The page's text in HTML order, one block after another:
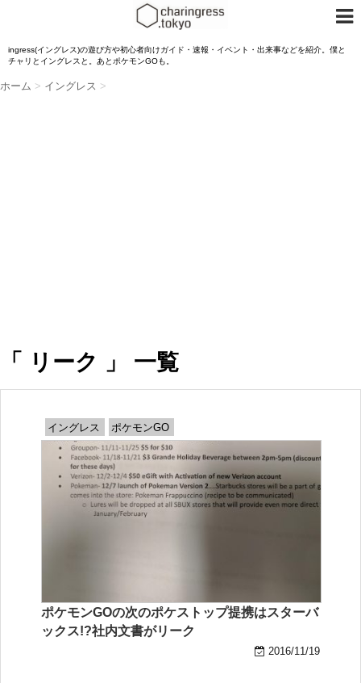
ingress(イングレス)の遊び方や初心者向けガイド・速報・イベント・出来事などを紹介。僕と
チャリとイングレスと。あとポケモンGOも。
ホーム > イングレス >
「 リーク 」 一覧
イングレス ポケモンGO
ポケモンGOの次のポケストップ提携はスターバ
ックス!?社内文書がリーク
2016/11/19